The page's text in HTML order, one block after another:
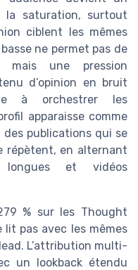
la saturation, surtout
ciblent les mêmes
ne permet pas de
mais une pression
d’opinion en bruit
à orchestrer les
apparaisse comme
publications qui se
répètent, en alternant
longues et vidéos
% sur les Thought
lit pas avec les mêmes
L’attribution multi-
un lookback étendu